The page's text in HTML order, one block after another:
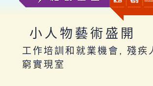
小人物藝術盛開
工作培訓和就業機會, 殘疾
窮實現室